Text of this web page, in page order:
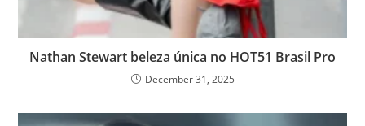
Nathan Stewart beleza única no HOT51 Brasil Pro
December 31, 2025